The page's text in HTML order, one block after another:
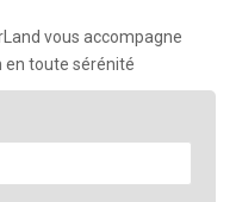
vous accompagne
en toute sérénité